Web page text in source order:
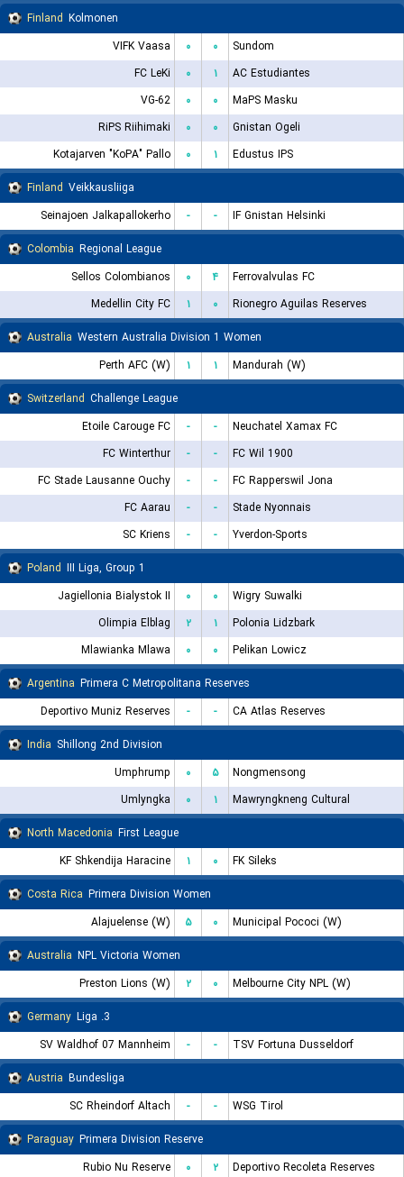
Finland Kolmonen
VIFK Vaasa
۰ ۰
Sundom
FC LeKi
۰ ۱
AC Estudiantes
VG-62
۰ ۰
MaPS Masku
RiPS Riihimaki
۰ ۰
Gnistan Ogeli
Kotajarven "KoPA" Pallo
۰ ۱
Edustus IPS
Finland Veikkausliiga
Seinajoen Jalkapallokerho
- -
IF Gnistan Helsinki
Colombia Regional League
Sellos Colombianos
۰ ۴
Ferrovalvulas FC
Medellin City FC
۱ ۰
Rionegro Aguilas Reserves
Australia Western Australia Division 1 Women
Perth AFC (W)
۱ ۱
Mandurah (W)
Switzerland Challenge League
Etoile Carouge FC
- -
Neuchatel Xamax FC
FC Winterthur
- -
FC Wil 1900
FC Stade Lausanne Ouchy
- -
FC Rapperswil Jona
FC Aarau
- -
Stade Nyonnais
SC Kriens
- -
Yverdon-Sports
Poland III Liga, Group 1
Jagiellonia Bialystok II
۰ ۰
Wigry Suwalki
Olimpia Elblag
۲ ۱
Polonia Lidzbark
Mlawianka Mlawa
۰ ۰
Pelikan Lowicz
Argentina Primera C Metropolitana Reserves
Deportivo Muniz Reserves
- -
CA Atlas Reserves
India Shillong 2nd Division
Umphrump
۰ ۵
Nongmensong
Umlyngka
۰ ۱
Mawryngkneng Cultural
North Macedonia First League
KF Shkendija Haracine
۱ ۰
FK Sileks
Costa Rica Primera Division Women
Alajuelense (W)
۵ ۰
Municipal Pococi (W)
Australia NPL Victoria Women
Preston Lions (W)
۲ ۰
Melbourne City NPL (W)
Germany
3. Liga
SV Waldhof 07 Mannheim
- -
TSV Fortuna Dusseldorf
Austria Bundesliga
SC Rheindorf Altach
- -
WSG Tirol
Paraguay Primera Division Reserve
Rubio Nu Reserve
۰ ۲
Deportivo Recoleta Reserves